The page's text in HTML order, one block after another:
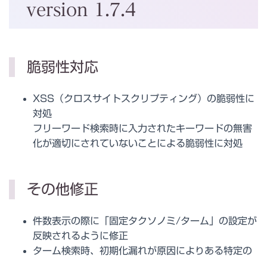
version 1.7.4
脆弱性対応
XSS（クロスサイトスクリプティング）の脆弱性に
対処
フリーワード検索時に入力されたキーワードの無害
化が適切にされていないことによる脆弱性に対処
その他修正
件数表示の際に「固定タクソノミ/ターム」の設定が
反映されるように修正
ターム検索時、初期化漏れが原因によりある特定の